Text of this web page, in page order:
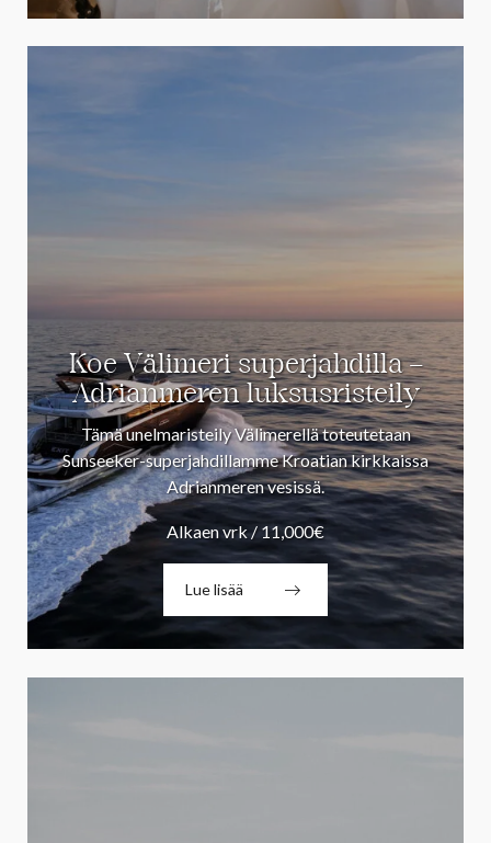
Koe Välimeri superjahdilla –
Adrianmeren luksusristeily
Tämä unelmaristeily Välimerellä toteutetaan
Sunseeker-superjahdillamme Kroatian kirkkaissa
Adrianmeren vesissä.
Alkaen vrk / 11,000€
Lue lisää